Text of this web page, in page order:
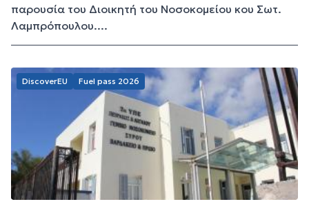
παρουσία του Διοικητή του Νοσοκομείου κου Σωτ.
Λαμπρόπουλου....
DiscoverEU Fuel pass 2026